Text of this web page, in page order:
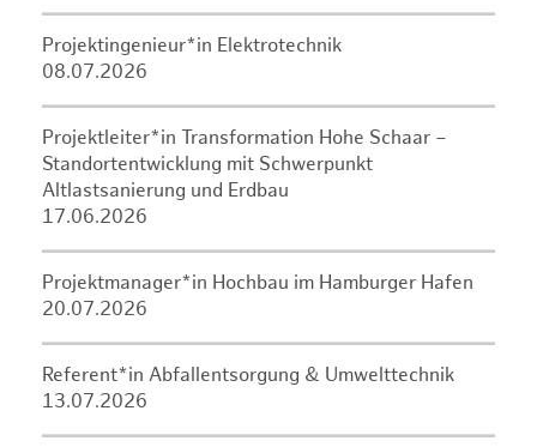
Projektingenieur*in Elektrotechnik
08.07.2026
Projektleiter*in Transformation Hohe Schaar –
Standortentwicklung mit Schwerpunkt
Altlastsanierung und Erdbau
17.06.2026
Projektmanager*in Hochbau im Hamburger Hafen
20.07.2026
Referent*in Abfallentsorgung & Umwelttechnik
13.07.2026